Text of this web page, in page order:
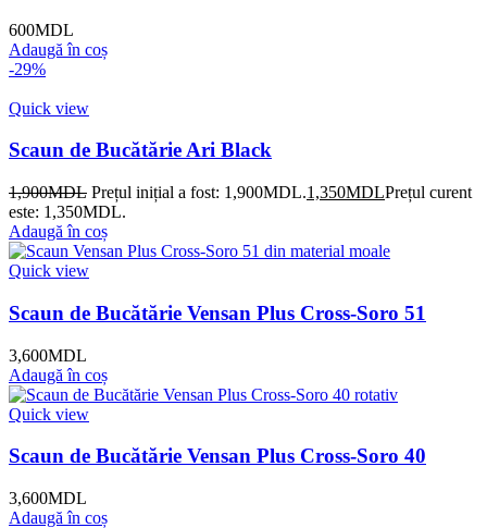
600MDL
Adaugă în coș
-29%
Quick view
Scaun de Bucătărie Ari Black
1,900MDL Prețul inițial a fost: 1,900MDL.1,350MDLPrețul curent
este: 1,350MDL.
Adaugă în coș
Quick view
Scaun de Bucătărie Vensan Plus Cross-Soro 51
3,600MDL
Adaugă în coș
Quick view
Scaun de Bucătărie Vensan Plus Cross-Soro 40
3,600MDL
Adaugă în coș